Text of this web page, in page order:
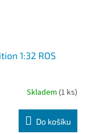
1:32 ROS
Skladem (1 ks)
Do košíku